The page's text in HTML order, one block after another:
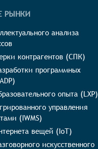
РЫНКИ
анализа
контрагентов (СПК)
программных
опыта (LXP)
управления
(IWMS)
вещей (IoT)
искусственного